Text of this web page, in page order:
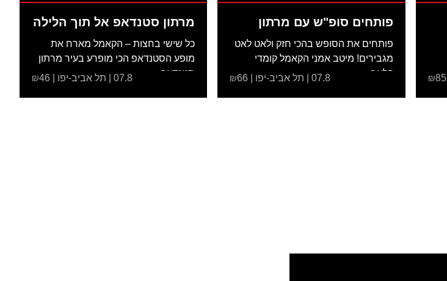
פותחים סופ"ש עם מרתון
פותחים את הסופש בהכי חזק ולאט לאט
מגבירים! מיטב אמני הקאמל קומדי
קלאב...
07.8 | תל אביב-יפו | ₪66
מרתון סטנדאפ אל תוך הלילה
כל שישי בחצות – הקאמל מארח את
מופע הסטנדאפ הכי מופרע בעיר מרתון
סטנדאפ...
07.8 | תל אביב-יפו | ₪46